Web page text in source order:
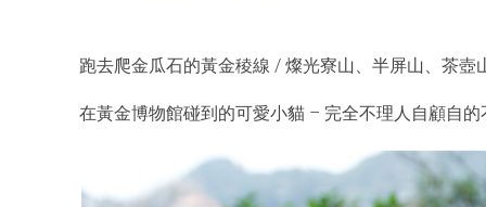
跑去爬金瓜石的黃金稜線 / 燦光寮山、半屏山、茶壺
在黃金博物館碰到的可愛小貓 – 完全不理人自顧自